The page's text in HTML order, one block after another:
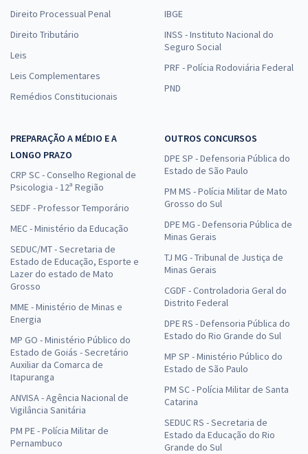
Direito Processual Penal
Direito Tributário
Leis
Leis Complementares
Remédios Constitucionais
IBGE
INSS - Instituto Nacional do
Seguro Social
PRF - Polícia Rodoviária Federal
PND
PREPARAÇÃO A MÉDIO E A
LONGO PRAZO
CRP SC - Conselho Regional de
Psicologia - 12ª Região
SEDF - Professor Temporário
MEC - Ministério da Educação
SEDUC/MT - Secretaria de
Estado de Educação, Esporte e
Lazer do estado de Mato
Grosso
MME - Ministério de Minas e
Energia
MP GO - Ministério Público do
Estado de Goiás - Secretário
Auxiliar da Comarca de
Itapuranga
ANVISA - Agência Nacional de
Vigilância Sanitária
PM PE - Polícia Militar de
Pernambuco
OUTROS CONCURSOS
DPE SP - Defensoria Pública do
Estado de São Paulo
PM MS - Polícia Militar de Mato
Grosso do Sul
DPE MG - Defensoria Pública de
Minas Gerais
TJ MG - Tribunal de Justiça de
Minas Gerais
CGDF - Controladoria Geral do
Distrito Federal
DPE RS - Defensoria Pública do
Estado do Rio Grande do Sul
MP SP - Ministério Público do
Estado de São Paulo
PM SC - Polícia Militar de Santa
Catarina
SEDUC RS - Secretaria de
Estado da Educação do Rio
Grande do Sul